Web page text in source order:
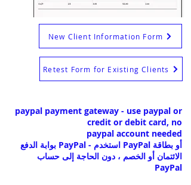
New Client Information Form
Retest Form for Existing Clients
paypal payment gateway - use paypal or
credit or debit card, no
paypal account needed
بوابة الدفع PayPal - استخدم PayPal أو بطاقة
الائتمان أو الخصم ، دون الحاجة إلى حساب
PayPal